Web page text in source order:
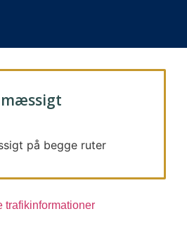
på begge ruter
trafikinformationer